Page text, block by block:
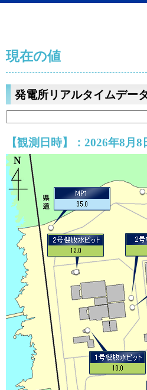
現在の値
発電所リアルタイムデー
【観測日時】：2026年8月